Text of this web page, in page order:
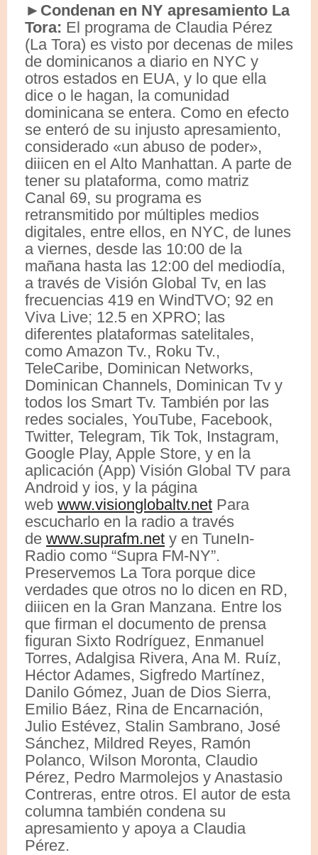
►Condenan en NY apresamiento La
Tora: El programa de Claudia Pérez
(La Tora) es visto por decenas de miles
de dominicanos a diario en NYC y
otros estados en EUA, y lo que ella
dice o le hagan, la comunidad
dominicana se entera. Como en efecto
se enteró de su injusto apresamiento,
considerado «un abuso de poder»,
diiicen en el Alto Manhattan. A parte de
tener su plataforma, como matriz
Canal 69, su programa es
retransmitido por múltiples medios
digitales, entre ellos, en NYC, de lunes
a viernes, desde las 10:00 de la
mañana hasta las 12:00 del mediodía,
a través de Visión Global Tv, en las
frecuencias 419 en WindTVO; 92 en
Viva Live; 12.5 en XPRO; las
diferentes plataformas satelitales,
como Amazon Tv., Roku Tv.,
TeleCaribe, Dominican Networks,
Dominican Channels, Dominican Tv y
todos los Smart Tv. También por las
redes sociales, YouTube, Facebook,
Twitter, Telegram, Tik Tok, Instagram,
Google Play, Apple Store, y en la
aplicación (App) Visión Global TV para
Android y ios, y la página
web www.visionglobaltv.net Para
escucharlo en la radio a través
de www.suprafm.net y en TuneIn-
Radio como “Supra FM-NY”.
Preservemos La Tora porque dice
verdades que otros no lo dicen en RD,
diiicen en la Gran Manzana. Entre los
que firman el documento de prensa
figuran Sixto Rodríguez, Enmanuel
Torres, Adalgisa Rivera, Ana M. Ruíz,
Héctor Adames, Sigfredo Martínez,
Danilo Gómez, Juan de Dios Sierra,
Emilio Báez, Rina de Encarnación,
Julio Estévez, Stalin Sambrano, José
Sánchez, Mildred Reyes, Ramón
Polanco, Wilson Moronta, Claudio
Pérez, Pedro Marmolejos y Anastasio
Contreras, entre otros. El autor de esta
columna también condena su
apresamiento y apoya a Claudia
Pérez.